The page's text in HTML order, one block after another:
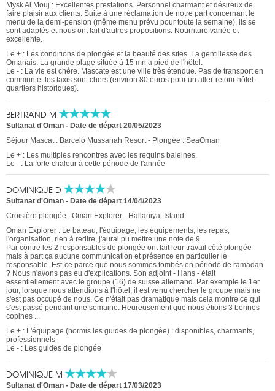
Mysk Al Mouj : Excellentes prestations. Personnel charmant et désireux de
faire plaisir aux clients. Suite à une réclamation de notre part concernant le
menu de la demi-pension (même menu prévu pour toute la semaine), ils se
sont adaptés et nous ont fait d'autres propositions. Nourriture variée et
excellente.
Le + : Les conditions de plongée et la beauté des sites. La gentillesse des
Omanais. La grande plage située à 15 mn à pied de l'hôtel.
Le - : La vie est chère. Mascate est une ville très étendue. Pas de transport en
commun et les taxis sont chers (environ 80 euros pour un aller-retour hôtel-
quartiers historiques).
BERTRAND M
Sultanat d'Oman - Date de départ 20/05/2023
Séjour Mascat : Barceló Mussanah Resort - Plongée : SeaOman
Le + : Les multiples rencontres avec les requins baleines.
Le - : La forte chaleur à cette période de l'année
DOMINIQUE D
Sultanat d'Oman - Date de départ 14/04/2023
Croisière plongée : Oman Explorer - Hallaniyat Island
Oman Explorer : Le bateau, l'équipage, les équipements, les repas,
l'organisation, rien à redire, j'aurai pu mettre une note de 9.
Par contre les 2 responsables de plongée ont fait leur travail côté plongée
mais à part ça aucune communication et présence en particulier le
responsable. Est-ce parce que nous sommes tombés en période de ramadan
? Nous n'avons pas eu d'explications. Son adjoint - Hans - était
essentiellement avec le groupe (16) de suisse allemand. Par exemple le 1er
jour, lorsque nous attendions à l'hôtel, il est venu chercher le groupe mais ne
s'est pas occupé de nous. Ce n'était pas dramatique mais cela montre ce qui
s'est passé pendant une semaine. Heureusement que nous étions 3 bonnes
copines ...
Le + : L'équipage (hormis les guides de plongée) : disponibles, charmants,
professionnels
Le - : Les guides de plongée
DOMINIQUE M
Sultanat d'Oman - Date de départ 17/03/2023